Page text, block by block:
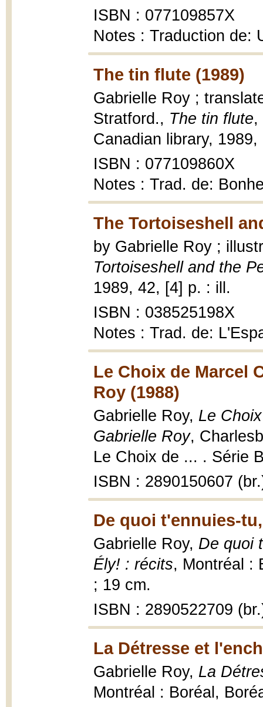
ISBN : 077109857X
Notes : Traduction de:
The tin flute (1989)
Gabrielle Roy ;
Stratford., The tin flute,
Canadian library,
ISBN : 077109860X
Notes : Trad. de:
The Tortoiseshell
by Gabrielle Roy ;
Tortoiseshell and the
1989, 42, [4] p. : ill.
ISBN : 038525198X
Notes : Trad. de:
Le Choix de Marcel
Roy (1988)
Gabrielle Roy, Le
Gabrielle Roy,
Le Choix de ... . Série
ISBN : 2890150607
De quoi t'ennuies-
Gabrielle Roy, De quoi
Ély! : récits, Montréal :
; 19 cm.
ISBN : 2890522709
La Détresse et
Gabrielle Roy, La
Montréal : Boréal,